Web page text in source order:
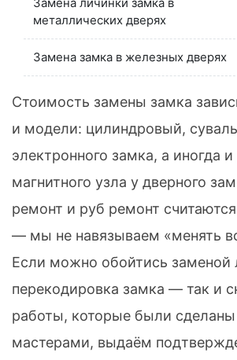
металлических дверях
Замена замка в железных дверях
Стоимость замены замка
и модели: цилиндровый,
электронного замка, а иногда
магнитного узла у дверного
ремонт и руб ремонт
— мы не навязываем «менять
Если можно обойтись заменой
перекодировка замка — так и
работы, которые были
мастерами, выдаём